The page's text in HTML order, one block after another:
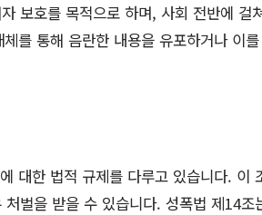
보호를 목적으로 하며, 사회 전반에 걸
를 통해 음란한 내용을 유포하거나 이
대한 법적 규제를 다루고 있습니다. 이
벌을 받을 수 있습니다. 성폭법 제14